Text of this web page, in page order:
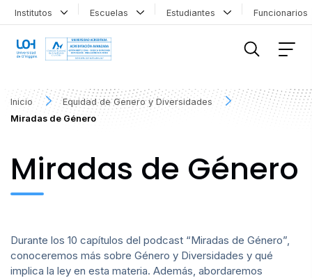
Institutos Escuelas Estudiantes
Inicio
Equidad de Genero y Diversidades
Miradas de Género
Miradas de Género
Durante los 10 capítulos del podcast “Miradas de Género”,
conoceremos más sobre Género y Diversidades y qué
implica la ley en esta materia. Además, abordaremos